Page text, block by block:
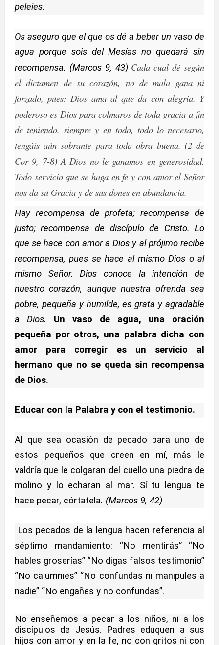
peleies.
Os aseguro que el que os dé a beber un vaso de
agua porque sois del Mesías no quedará sin
recompensa. (Marcos 9, 43) Cada cual dé según
el dictamen de su corazón, no de mala gana ni
forzado, pues: Dios ama al que da con alegría. Y
poderoso es Dios para colmaros de toda gracia a fin
de teniendo, siempre y en todo, todo lo necesario,
tengáis aún sobrante para toda obra buena. (2 de
Cor 9, 7-8) A Dios no le ganamos en generosidad.
Todo servicio que se haga en fe y con amor el Señor
nos da su Gracia y de sus dones en abundancia.
Hay recompensa de profeta; recompensa de
justo; recompensa de discípulo de Cristo. Lo
que se hace con amor a Dios y al prójimo recibe
recompensa, pues se hace al mismo Dios o al
mismo Señor. Dios conoce la intención de
nuestro corazón, aunque nuestra ofrenda sea
pobre, pequeña y humilde, es grata y agradable
a Dios. Un vaso de agua, una oración
pequeña por otros, una palabra dicha con
amor para corregir es un servicio al
hermano que no se queda sin recompensa
de Dios.
Educar con la Palabra y con el testimonio.
Al que sea ocasión de pecado para uno de
estos pequeños que creen en mí, más le
valdría que le colgaran del cuello una piedra de
molino y lo echaran al mar. Sí tu lengua te
hace pecar, córtatela. (Marcos 9, 42)
Los pecados de la lengua hacen referencia al
séptimo mandamiento: “No mentirás” “No
hables groserías” “No digas falsos testimonio”
“No calumnies” “No confundas ni manipules a
nadie” “No engañes y no confundas”.
No enseñemos a pecar a los niños, ni a los
discípulos de Jesús. Padres eduquen a sus
hijos con amor y en la fe, no con gritos ni con